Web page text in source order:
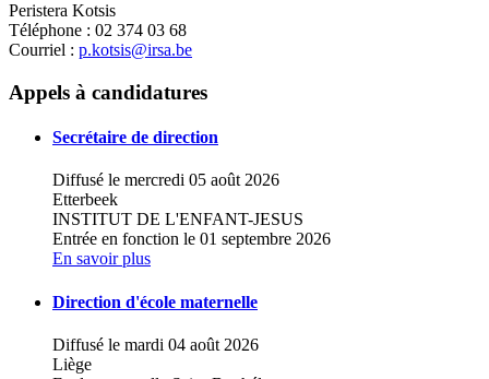
Peristera Kotsis
Téléphone : 02 374 03 68
Courriel : p.kotsis@irsa.be
IRSA Institut Royal pour Sourds et Aveugles
+
Leaflet
Appels à candidatures
Secrétaire de direction
Diffusé le mercredi 05 août 2026
Etterbeek
INSTITUT DE L'ENFANT-JESUS
Entrée en fonction le 01 septembre 2026
En savoir plus
Direction d'école maternelle
Diffusé le mardi 04 août 2026
Liège